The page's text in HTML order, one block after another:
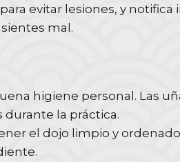
evitar lesiones, y
mal.
higiene personal. Las
durante la práctica.
el dojo limpio y